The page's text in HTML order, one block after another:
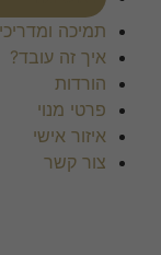
תמיכה
איך זה עובד?
הורדות
פרטי מנוי
איזור אישי
צור קשר